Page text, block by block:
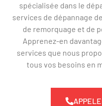
spécialisée dans le
services de dépannage
de remorquage et de
Apprenez-en
services que nous
tous vos besoins en